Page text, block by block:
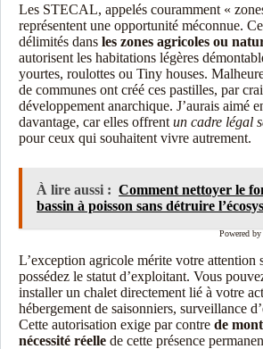
Les STECAL, appelés couramment «
représentent une opportunité méconnue.
délimités dans les zones agricoles ou
autorisent les habitations légères
yourtes, roulottes ou Tiny houses.
de communes ont créé ces pastilles, par
développement anarchique. J’aurais aimé
davantage, car elles offrent un cadre légal
pour ceux qui souhaitent vivre autrement.
À lire aussi : Comment nettoyer le
bassin à poisson sans détruire
Powered by
L’exception agricole mérite votre attention
possédez le statut d’exploitant. Vous
installer un chalet directement lié à votre
hébergement de saisonniers, surveillance
Cette autorisation exige par contre de
nécessité réelle de cette présence